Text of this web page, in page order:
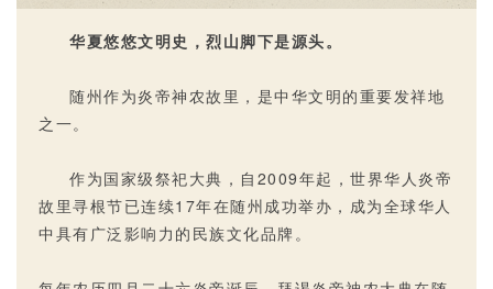
华夏悠悠文明史，烈山脚下是源头。
随州作为炎帝神农故里，是中华文明的重要发祥地
之一。
作为国家级祭祀大典，自2009年起，世界华人炎帝
故里寻根节已连续17年在随州成功举办，成为全球华人
中具有广泛影响力的民族文化品牌。